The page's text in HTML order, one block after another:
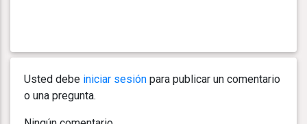
Usted debe iniciar sesión para publicar un comentario
o una pregunta.